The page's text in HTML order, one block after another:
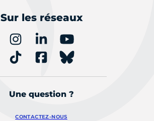
Sur les réseaux
Une question ?
CONTACTEZ-NOUS